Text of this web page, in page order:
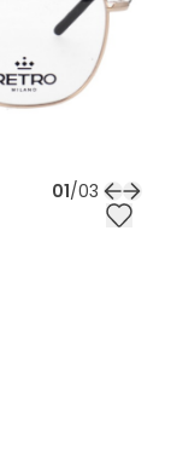
01/03